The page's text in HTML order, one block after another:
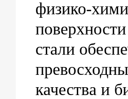
физико-
стали
качества и